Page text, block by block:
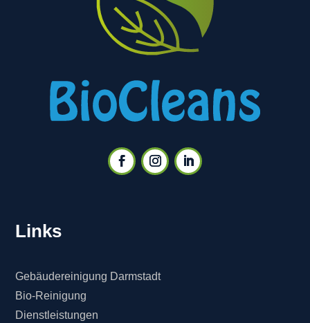
Links
Gebäudereinigung Darmstadt
Bio-Reinigung
Dienstleistungen